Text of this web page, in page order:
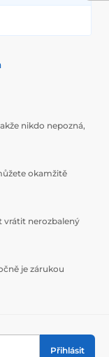
nikdo nepozná,
okamžitě
vrátit nerozbalený
je zárukou
Přihlásit